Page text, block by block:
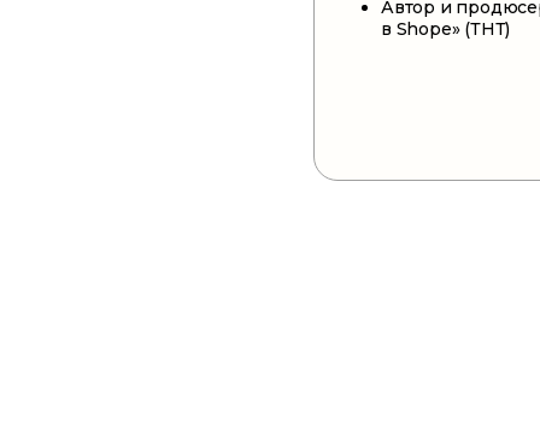
Автор и
в Shope» (ТНТ)